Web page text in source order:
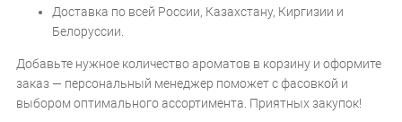
Доставка по всей России, Казахстану, Киргизии и
Белоруссии.
Добавьте нужное количество ароматов в корзину и оформите
заказ — персональный менеджер поможет с фасовкой и
выбором оптимального ассортимента. Приятных закупок!